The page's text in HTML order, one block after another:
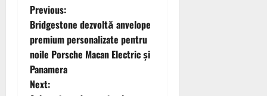
P
o
s
t
Previous:
Bridgestone dezvoltă anvelope
premium personalizate pentru
noile Porsche Macan Electric și
Panamera
Next: